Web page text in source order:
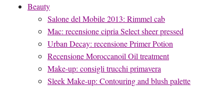
Beauty
Salone del Mobile 2013: Rimmel cab
Mac: recensione cipria Select sheer pressed
Urban Decay: recensione Primer Potion
Recensione Moroccanoil Oil treatment
Make-up: consigli trucchi primavera
Sleek Make-up: Contouring and blush palette